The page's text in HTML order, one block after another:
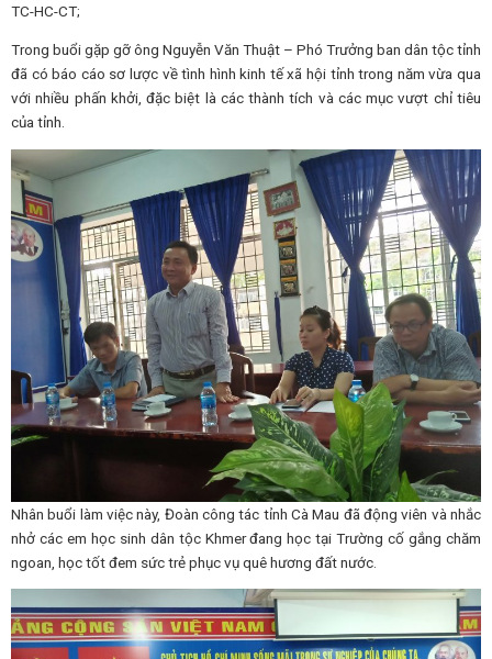
TC-HC-CT;
Trong buổi gặp gỡ ông Nguyễn Văn Thuật – Phó Trưởng ban dân tộc tỉnh
đã có báo cáo sơ lược về tình hình kinh tế xã hội tỉnh trong năm vừa qua
với nhiều phấn khởi, đặc biệt là các thành tích và các mục vượt chỉ tiêu
của tỉnh.
Nhân buổi làm việc này, Đoàn công tác tỉnh Cà Mau đã động viên và nhắc
nhở các em học sinh dân tộc Khmer đang học tại Trường cố gắng chăm
ngoan, học tốt đem sức trẻ phục vụ quê hương đất nước.